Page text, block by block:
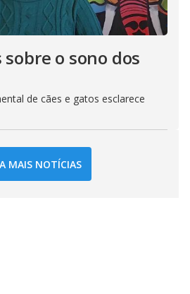
o sono dos
de cães e gatos esclarece
MAIS NOTÍCIAS